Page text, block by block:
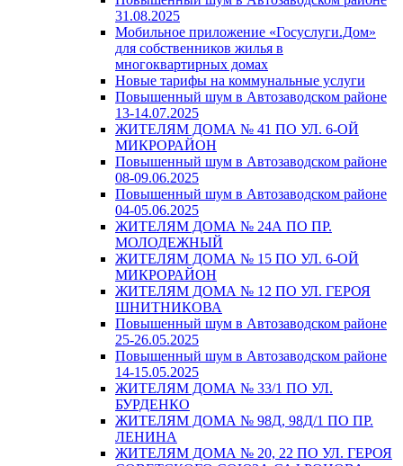
31.08.2025
Мобильное приложение «Госуслуги.Дом»
для собственников жилья в
многоквартирных домах
Новые тарифы на коммунальные услуги
Повышенный шум в Автозаводском районе
13-14.07.2025
ЖИТЕЛЯМ ДОМА № 41 ПО УЛ. 6-ОЙ
МИКРОРАЙОН
Повышенный шум в Автозаводском районе
08-09.06.2025
Повышенный шум в Автозаводском районе
04-05.06.2025
ЖИТЕЛЯМ ДОМА № 24А ПО ПР.
МОЛОДЕЖНЫЙ
ЖИТЕЛЯМ ДОМА № 15 ПО УЛ. 6-ОЙ
МИКРОРАЙОН
ЖИТЕЛЯМ ДОМА № 12 ПО УЛ. ГЕРОЯ
ШНИТНИКОВА
Повышенный шум в Автозаводском районе
25-26.05.2025
Повышенный шум в Автозаводском районе
14-15.05.2025
ЖИТЕЛЯМ ДОМА № 33/1 ПО УЛ.
БУРДЕНКО
ЖИТЕЛЯМ ДОМА № 98Д, 98Д/1 ПО ПР.
ЛЕНИНА
ЖИТЕЛЯМ ДОМА № 20, 22 ПО УЛ. ГЕРОЯ